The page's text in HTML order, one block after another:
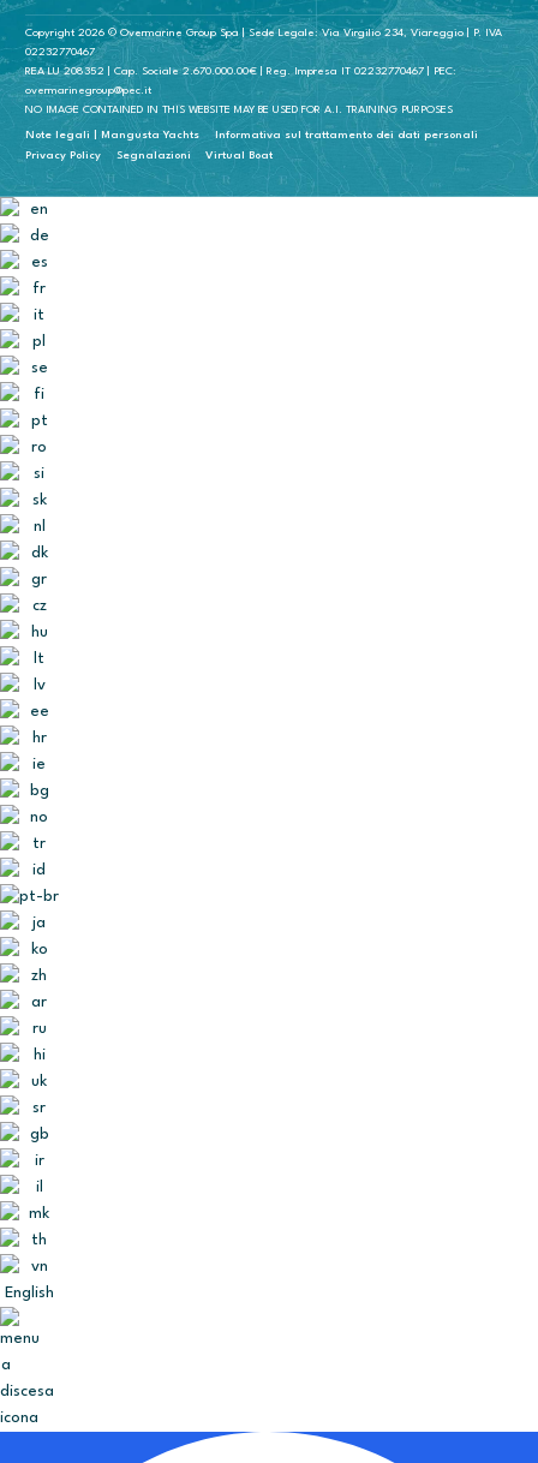
Copyright 2026 © Overmarine Group Spa | Sede Legale: Via Virgilio 234, Viareggio | P. IVA
02232770467
REA LU 208352 | Cap. Sociale 2.670.000.00€ | Reg. Impresa IT 02232770467 | PEC:
overmarinegroup@pec.it
NO IMAGE CONTAINED IN THIS WEBSITE MAY BE USED FOR A.I. TRAINING PURPOSES
Note legali | Mangusta Yachts
Informativa sul trattamento dei dati personali
Privacy Policy
Segnalazioni Virtual Boat
English